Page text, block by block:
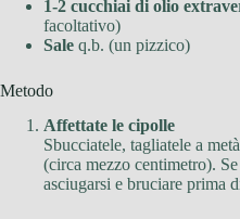
1-2 cucchiai di olio
facoltativo)
Sale q.b. (un pizzico)
Metodo
Affettate le cipolle
Sbucciatele, tagliatele a
(circa mezzo centimetro).
asciugarsi e bruciare prima